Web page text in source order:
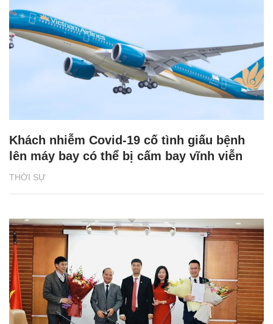
THỜI SỰ
Khách nhiễm Covid-19 cố tình giấu bệnh
lên máy bay có thể bị cấm bay vĩnh viễn